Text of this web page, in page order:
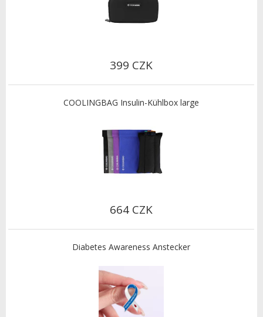
399 CZK
COOLINGBAG Insulin-Kühlbox large
664 CZK
Diabetes Awareness Anstecker